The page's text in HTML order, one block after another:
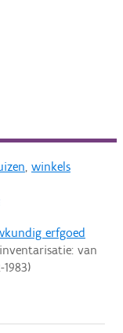
, winkels
erfgoed
van
1983)